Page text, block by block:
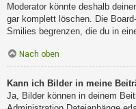
Moderator könnte deshalb
gar komplett löschen. Die
Smilies begrenzen, die du in
Nach oben
Kann ich Bilder in meine
Ja, Bilder können in deinem